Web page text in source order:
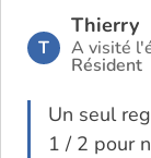
T
Thierry
A visité
Résident
Un seul
1 / 2 pour